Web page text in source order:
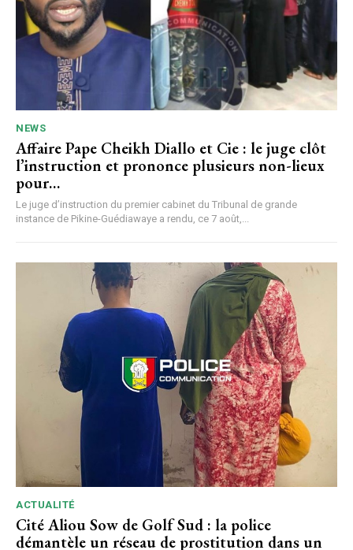
NEWS
Affaire Pape Cheikh Diallo et Cie : le juge clôt
l’instruction et prononce plusieurs non-lieux
pour…
Le juge d’instruction du premier cabinet du Tribunal de grande
instance de Pikine-Guédiawaye a rendu, ce 7 août,...
ACTUALITÉ
Cité Aliou Sow de Golf Sud : la police
démantèle un réseau de prostitution dans un